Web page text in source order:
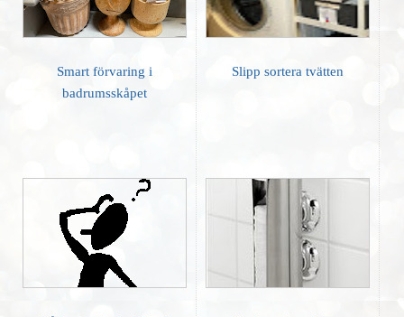
Smart förvaring i
badrumsskåpet
Slipp sortera tvätten